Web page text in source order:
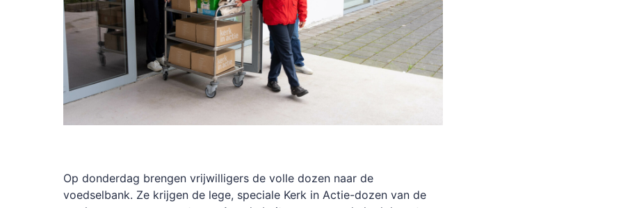
Op donderdag brengen vrijwilligers de volle dozen naar de
voedselbank. Ze krijgen de lege, speciale Kerk in Actie-dozen van de